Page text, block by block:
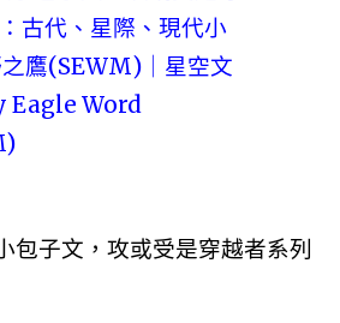
包子文，攻或受是穿越者系列